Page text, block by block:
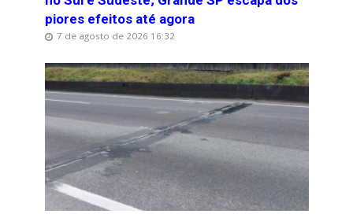
piores efeitos até agora
7 de agosto de 2026 16:32